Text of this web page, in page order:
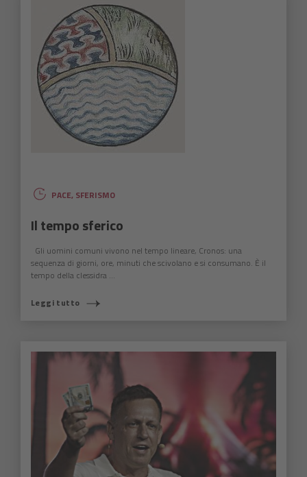
PACE, SFERISMO
Il tempo sferico
Gli uomini comuni vivono nel tempo lineare, Cronos: una
sequenza di giorni, ore, minuti che scivolano e si consumano. È il
tempo della clessidra ...
Leggi tutto